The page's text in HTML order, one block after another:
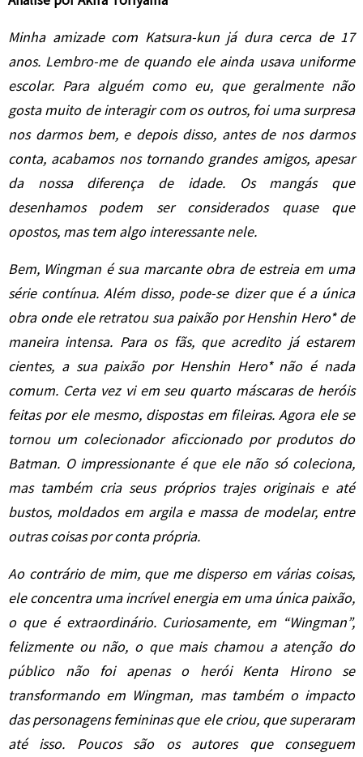
Minha amizade com Katsura-kun já dura cerca de 17
anos. Lembro-me de quando ele ainda usava uniforme
escolar. Para alguém como eu, que geralmente não
gosta muito de interagir com os outros, foi uma surpresa
nos darmos bem, e depois disso, antes de nos darmos
conta, acabamos nos tornando grandes amigos, apesar
da nossa diferença de idade. Os mangás que
desenhamos podem ser considerados quase que
opostos, mas tem algo interessante nele.
Bem, Wingman é sua marcante obra de estreia em uma
série contínua. Além disso, pode-se dizer que é a única
obra onde ele retratou sua paixão por Henshin Hero* de
maneira intensa. Para os fãs, que acredito já estarem
cientes, a sua paixão por Henshin Hero* não é nada
comum. Certa vez vi em seu quarto máscaras de heróis
feitas por ele mesmo, dispostas em fileiras. Agora ele se
tornou um colecionador aficcionado por produtos do
Batman. O impressionante é que ele não só coleciona,
mas também cria seus próprios trajes originais e até
bustos, moldados em argila e massa de modelar, entre
outras coisas por conta própria.
Ao contrário de mim, que me disperso em várias coisas,
ele concentra uma incrível energia em uma única paixão,
o que é extraordinário. Curiosamente, em “Wingman”,
felizmente ou não, o que mais chamou a atenção do
público não foi apenas o herói Kenta Hirono se
transformando em Wingman, mas também o impacto
das personagens femininas que ele criou, que superaram
até isso. Poucos são os autores que conseguem